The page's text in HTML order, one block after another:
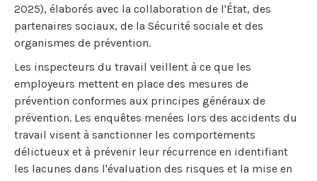
2025), élaborés avec la collaboration de l'État, des
partenaires sociaux, de la Sécurité sociale et des
organismes de prévention.
Les inspecteurs du travail veillent à ce que les
employeurs mettent en place des mesures de
prévention conformes aux principes généraux de
prévention. Les enquêtes menées lors des accidents du
travail visent à sanctionner les comportements
délictueux et à prévenir leur récurrence en identifiant
les lacunes dans l'évaluation des risques et la mise en